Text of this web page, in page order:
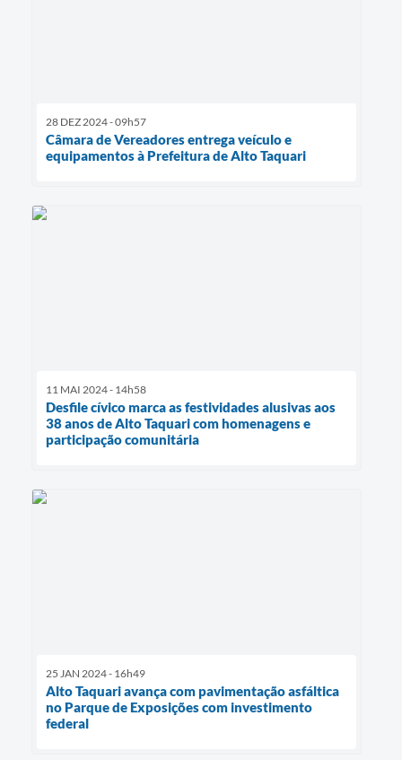
28 DEZ 2024 - 09h57
Câmara de Vereadores entrega veículo e
equipamentos à Prefeitura de Alto Taquari
11 MAI 2024 - 14h58
Desfile cívico marca as festividades alusivas aos
38 anos de Alto Taquari com homenagens e
participação comunitária
25 JAN 2024 - 16h49
Alto Taquari avança com pavimentação asfáltica
no Parque de Exposições com investimento
federal